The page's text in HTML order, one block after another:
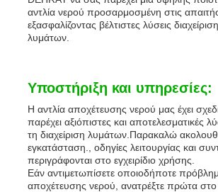
αντλία νερού προσαρμοσμένη στις
εξασφαλίζοντας βέλτιστες λύσεις
λυμάτων.
Υποστήριξη και υπηρεσίες:
Η αντλία αποχέτευσης νερού μας έχει
παρέχει αξιόπιστες και αποτελεσματικές
τη διαχείριση λυμάτων.Παρακαλώ
εγκατάσταση., οδηγίες λειτουργίας και
περιγράφονται στο εγχειρίδιο χρήσης.
Εάν αντιμετωπίσετε οποιοδήποτε
αποχέτευσης νερού, ανατρέξτε πρώτα